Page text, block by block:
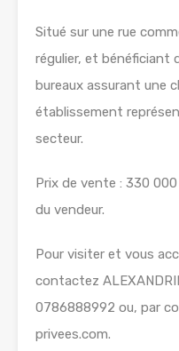
Situé sur une rue
régulier, et bénéficiant
bureaux assurant une
établissement
secteur.
Prix de vente : 330
du vendeur.
Pour visiter et vous
contactez
0786888992 ou, par
privees.com.